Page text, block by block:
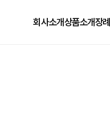
회사소개상품소개장